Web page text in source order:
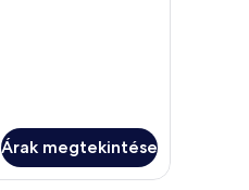
Árak megtekintése